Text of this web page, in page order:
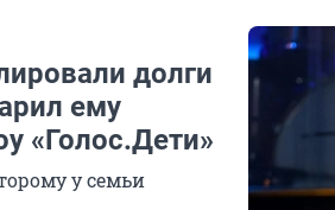
долги
ему
«Голос.Дети»
у семьи